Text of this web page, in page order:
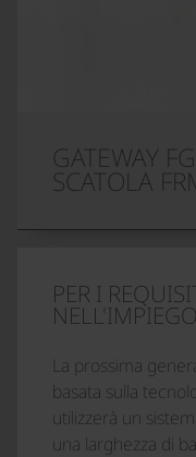
GATEWAY
SCATOLA
PER I
La prossima
basata sulla
utilizzerà un
una larghezza di